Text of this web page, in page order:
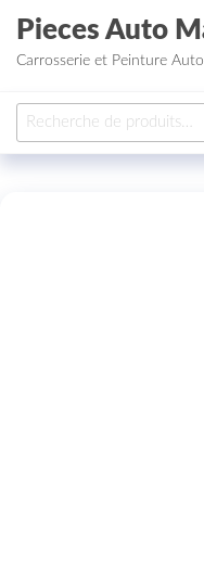
Aller au contenu
Pieces Auto
Carrosserie et Peinture
Recherche pour :